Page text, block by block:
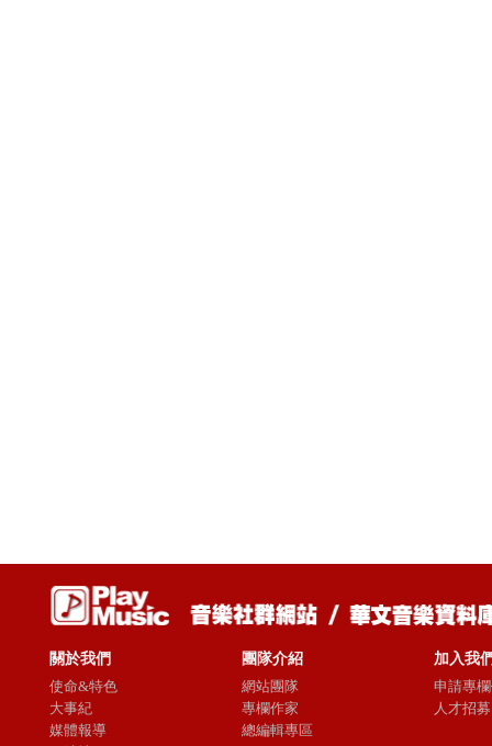
關於我們
使命&特色
大事紀
媒體報導
團隊介紹
網站團隊
專欄作家
總編輯專區
加入我
申請專
人才招募